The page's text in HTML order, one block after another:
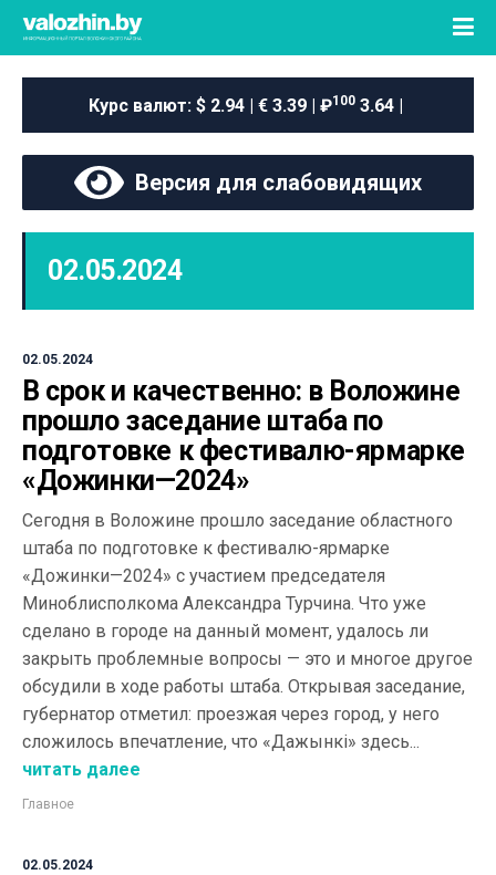
Курс валют: $ 2.94 | € 3.39 | ₽100 3.64 |
Версия для слабовидящих
02.05.2024
02.05.2024
В срок и качественно: в Воложине
прошло заседание штаба по
подготовке к фестивалю-ярмарке
«Дожинки—2024»
Сегодня в Воложине прошло заседание областного
штаба по подготовке к фестивалю-ярмарке
«Дожинки—2024» с участием председателя
Миноблисполкома Александра Турчина. Что уже
сделано в городе на данный момент, удалось ли
закрыть проблемные вопросы — это и многое другое
обсудили в ходе работы штаба. Открывая заседание,
губернатор отметил: проезжая через город, у него
сложилось впечатление, что «Дажынкi» здесь...
читать далее
Главное
02.05.2024